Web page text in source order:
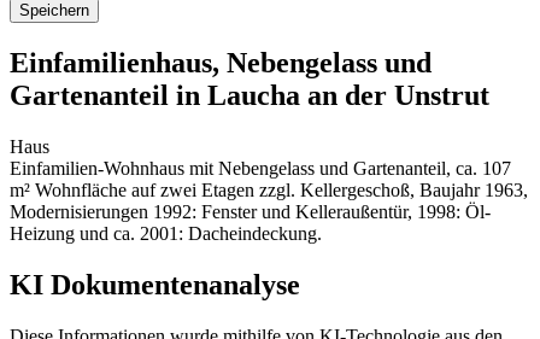
Speichern
Einfamilienhaus, Nebengelass und
Gartenanteil in Laucha an der Unstrut
Haus
Einfamilien-Wohnhaus mit Nebengelass und Gartenanteil, ca. 107
m² Wohnfläche auf zwei Etagen zzgl. Kellergeschoß, Baujahr 1963,
Modernisierungen 1992: Fenster und Kelleraußentür, 1998: Öl-
Heizung und ca. 2001: Dacheindeckung.
KI Dokumentenanalyse